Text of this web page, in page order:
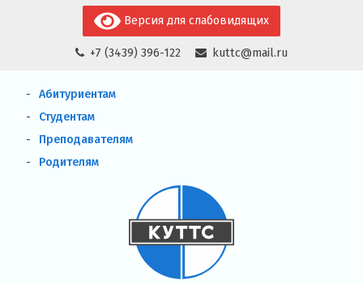
+7 (3439) 396-122 kuttc@mail.ru
Версия для слабовидящих
Абитуриентам
Студентам
Преподавателям
Родителям